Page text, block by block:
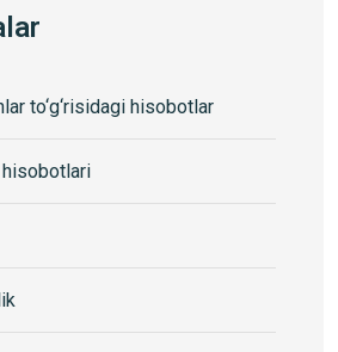
to‘g‘risidagi hisobotlar
hisobotlari